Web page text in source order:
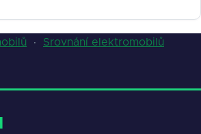
· Srovnání elektromobilů